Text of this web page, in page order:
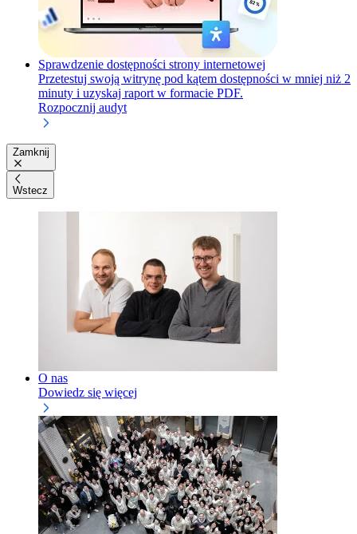
Sprawdzenie dostępności strony internetowej
Przetestuj swoją witrynę pod kątem dostępności w mniej niż 2
minuty i uzyskaj raport w formacie PDF.
Rozpocznij audyt
Zamknij
Wstecz
O nas
Dowiedz się więcej